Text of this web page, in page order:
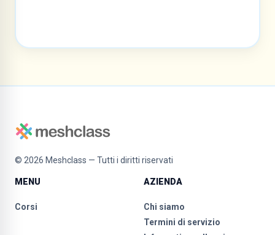
© 2026 Meshclass — Tutti i diritti riservati
MENU
Corsi
AZIENDA
Chi siamo
Termini di servizio